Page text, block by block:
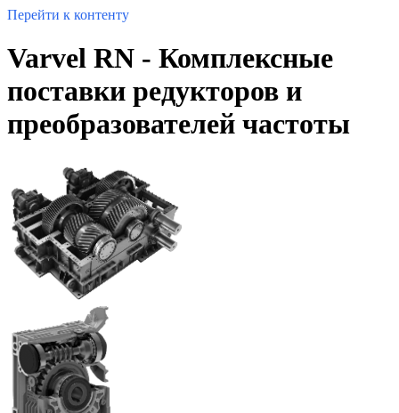
Перейти к контенту
Varvel RN - Комплексные
поставки редукторов и
преобразователей частоты